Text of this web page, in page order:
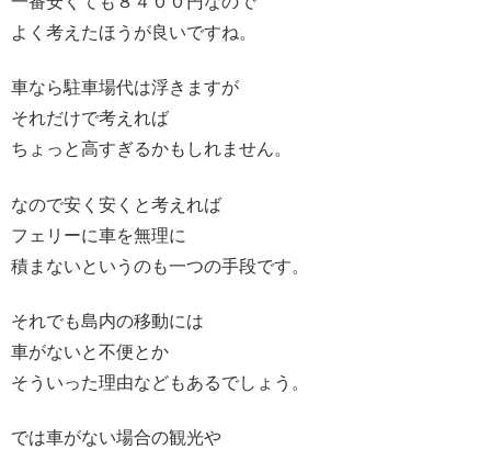
よく考えたほうが良いですね。
車なら駐車場代は浮きますが
それだけで考えれば
ちょっと高すぎるかもしれません。
なので安く安くと考えれば
フェリーに車を無理に
積まないというのも一つの手段です。
それでも島内の移動には
車がないと不便とか
そういった理由などもあるでしょう。
では車がない場合の観光や